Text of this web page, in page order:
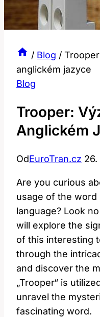
/ Blog /
anglickém jazyce
Blog
Trooper:
Anglickém
OdEuroTran.cz 26.
Are you curious
usage of the word
language? Look
will explore the
of this interesting
through the
and discover the
„Trooper“ is
unravel the
fascinating word.